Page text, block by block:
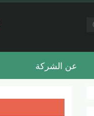
عن الشركة